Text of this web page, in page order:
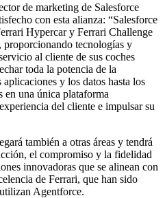
de marketing de Salesforce
con esta alianza: “Salesforce
Hypercar y Ferrari Challenge
tecnologías y
al cliente de sus coches
toda la potencia de la
y los datos hasta los
en una única plataforma
del cliente e impulsar su
también a otras áreas y tendrá
el compromiso y la fidelidad
innovadoras que se alinean con
de Ferrari, que han sido
Agentforce.